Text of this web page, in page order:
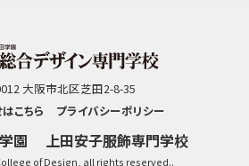
大阪市北区芝田2-8-35
こちら
プライバシーポリシー
園 上田安子服飾専門学校
of Design, all rights reserved..